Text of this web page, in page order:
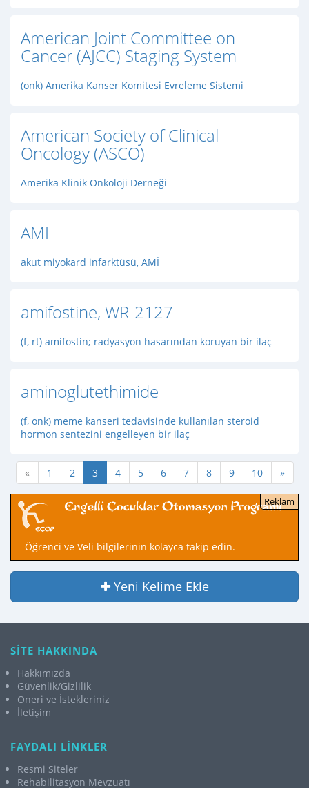
American Joint Committee on
Cancer (AJCC) Staging System
(onk) Amerika Kanser Komitesi Evreleme Sistemi
American Society of Clinical
Oncology (ASCO)
Amerika Klinik Onkoloji Derneği
AMI
akut miyokard infarktüsü, AMİ
amifostine, WR-2127
(f, rt) amifostin; radyasyon hasarından koruyan bir ilaç
aminoglutethimide
(f, onk) meme kanseri tedavisinde kullanılan steroid
hormon sentezini engelleyen bir ilaç
« 1 2 3 4 5 6 7 8 9 10 »
Öğrenci ve Veli bilgilerinin kolayca takip edin.
Yeni Kelime Ekle
SİTE HAKKINDA
Hakkımızda
Güvenlik/Gizlilik
Öneri ve İstekleriniz
İletişim
FAYDALI LİNKLER
Resmi Siteler
Rehabilitasyon Mevzuatı